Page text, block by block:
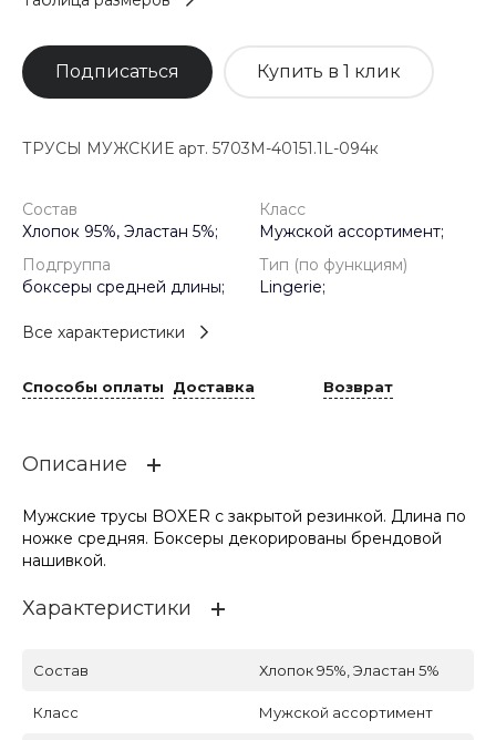
Подписаться Купить в 1 клик
ТРУСЫ МУЖСКИЕ арт. 5703M-40151.1L-094к
Состав
Хлопок 95%, Эластан 5%;
Класс
Мужской ассортимент;
Подгруппа
боксеры средней длины;
Тип (по функциям)
Lingerie;
Все характеристики
Способы оплаты Доставка Возврат
Описание
Мужские трусы BOXER с закрытой резинкой. Длина по
ножке средняя. Боксеры декорированы брендовой
нашивкой.
Характеристики
Состав Хлопок 95%, Эластан 5%
Класс Мужской ассортимент